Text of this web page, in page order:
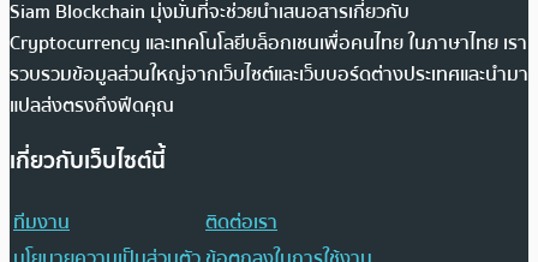
Siam Blockchain มุ่งมั่นที่จะช่วยนำเสนอสารเกี่ยวกับ
Cryptocurrency และเทคโนโลยีบล็อกเชนเพื่อคนไทย ในภาษาไทย เรา
รวบรวมข้อมูลส่วนใหญ่จากเว็บไซต์และเว็บบอร์ดต่างประเทศและนำมา
แปลส่งตรงถึงฟีดคุณ
เกี่ยวกับเว็บไซต์นี้
ทีมงาน
ติดต่อเรา